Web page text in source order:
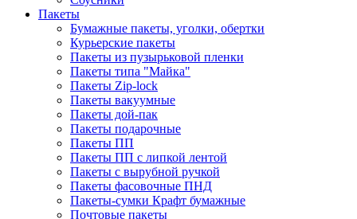
Пакеты
Бумажные пакеты, уголки, обертки
Курьерские пакеты
Пакеты из пузырьковой пленки
Пакеты типа "Майка"
Пакеты Zip-lock
Пакеты вакуумные
Пакеты дой-пак
Пакеты подарочные
Пакеты ПП
Пакеты ПП с липкой лентой
Пакеты с вырубной ручкой
Пакеты фасовочные ПНД
Пакеты-сумки Крафт бумажные
Почтовые пакеты